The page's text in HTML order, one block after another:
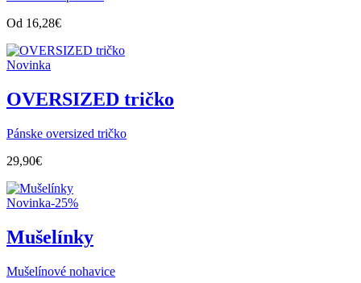
Od 16,28€
Novinka
OVERSIZED tričko
Pánske oversized tričko
29,90€
Novinka-25%
Mušelínky
Mušelínové nohavice